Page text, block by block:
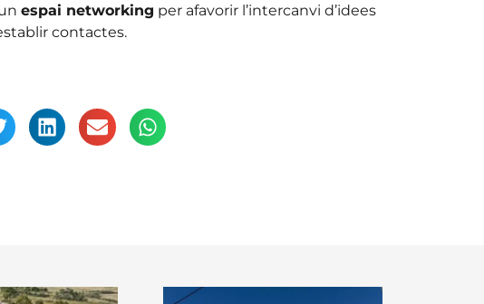
espai networking per afavorir l’intercanvi d’idees
contactes.